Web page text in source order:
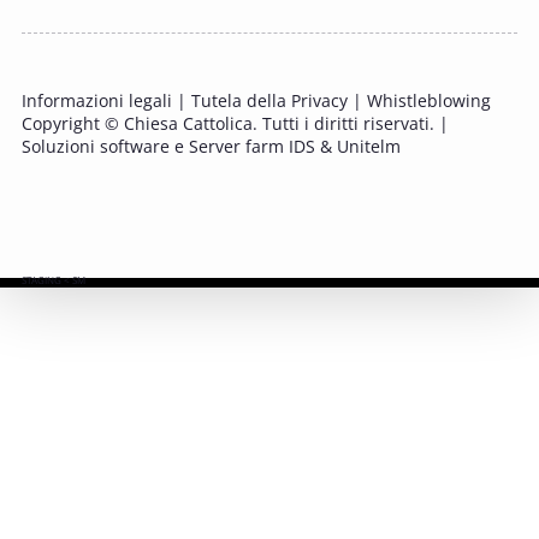
11 OTTOBRE 2025 - 12 OTTOBRE 2025
Tavolo di studio Custodia del Creato
pastorale della salute
Informazioni legali | Tutela della Privacy | Whistleblowing
Copyright © Chiesa Cattolica. Tutti i diritti riservati. |
Soluzioni software e Server farm IDS & Unitelm